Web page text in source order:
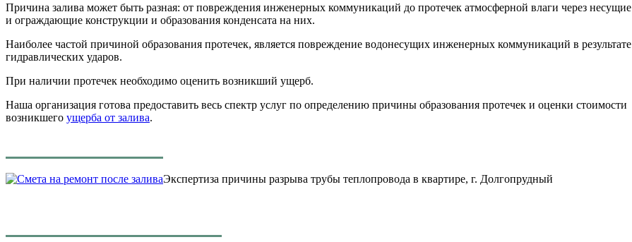
Причина залива может быть разная: от повреждения инженерных коммуникаций до протечек атмосферной влаги через несущие
и ограждающие конструкции и образования конденсата на них.
Наиболее частой причиной образования протечек, является повреждение водонесущих инженерных коммуникаций в результате
гидравлических ударов.
При наличии протечек необходимо оценить возникший ущерб.
Наша организация готова предоставить весь спектр услуг по определению причины образования протечек и оценки стоимости
возникшего ущерба от залива.
Экспертиза причины разрыва трубы теплопровода в квартире, г. Долгопрудный